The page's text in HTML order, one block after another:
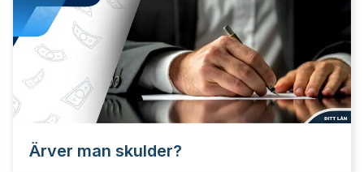
Ärver man skulder?